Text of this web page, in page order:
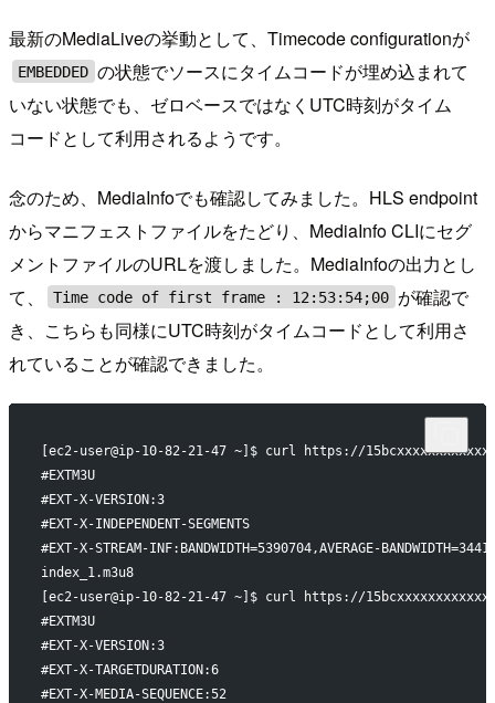
最新のMediaLiveの挙動として、Timecode configurationが
EMBEDDED の状態でソースにタイムコードが埋め込まれて
いない状態でも、ゼロベースではなくUTC時刻がタイム
コードとして利用されるようです。
念のため、MediaInfoでも確認してみました。HLS endpoint
からマニフェストファイルをたどり、MediaInfo CLIにセグ
メントファイルのURLを渡しました。MediaInfoの出力とし
て、
Time code of first frame : 12:53:54;00 が確認で
き、こちらも同様にUTC時刻がタイムコードとして利用さ
れていることが確認できました。
[ec2-user@ip-10-82-21-47 ~]$ curl https://
#EXTM3U
#EXT-X-VERSION:3
#EXT-X-INDEPENDENT-SEGMENTS
#EXT-X-STREAM-INF:BANDWIDTH=5390704,AVERAGE-
index_1.m3u8
[ec2-user@ip-10-82-21-47 ~]$ curl https://
#EXTM3U
#EXT-X-VERSION:3
#EXT-X-TARGETDURATION:6
#EXT-X-MEDIA-SEQUENCE:52